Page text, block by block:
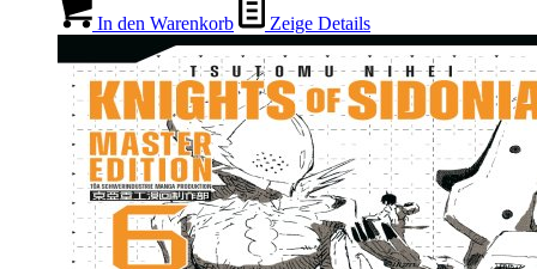
In den Warenkorb Zeige Details